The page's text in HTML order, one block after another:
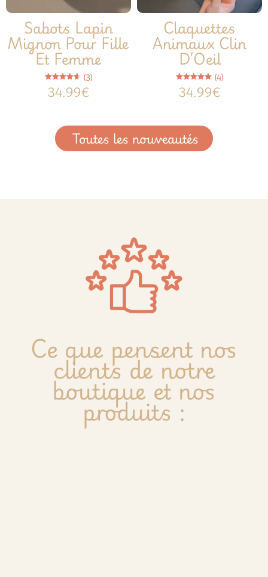
Sabots Lapin
Mignon Pour Fille
Et Femme
Note
4.67
sur 5
(3)
34.99€
Claquettes
Animaux Clin
D’Oeil
Note
5.00
sur 5
(4)
34.99€
Toutes les nouveautés
Ce que pensent nos
clients de notre
boutique et nos
produits :